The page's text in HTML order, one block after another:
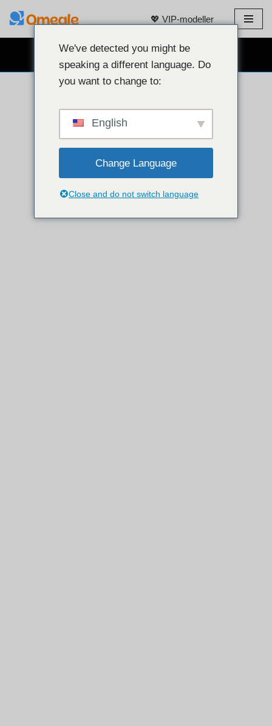
💖 VIP-modeller
GRATIS WEBCAM CHAT 👉
We've detected you might be
speaking a different language. Do
you want to change to:
English
Change Language
Close and do not switch language